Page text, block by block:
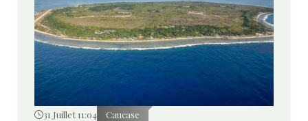
31 Juillet 11:04 Caucase